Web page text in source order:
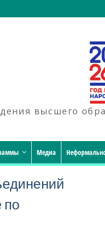
высшего
Медиа
по